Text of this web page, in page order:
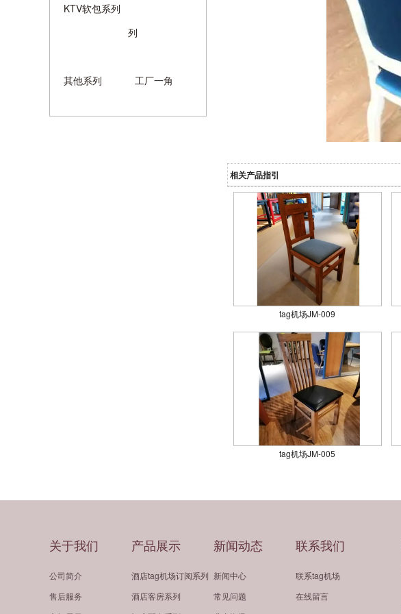
KTV软包系列
列
其他系列 工厂一角
相关产品指引
tag机场JM-009
tag机场JM-005
关于我们
公司简介
售后服务
产品展示
酒店tag机场订阅系列
酒店客房系列
新闻动态
新闻中心
常见问题
联系我们
联系tag机场
在线留言